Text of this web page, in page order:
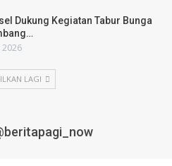
Dukung Kegiatan Tabur Bunga
2026
LAGI